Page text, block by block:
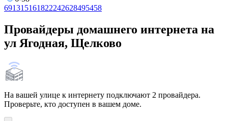
691315161822242628495458
Провайдеры домашнего интернета на
ул Ягодная, Щелково
На вашей улице к интернету подключают 2 провайдера.
Проверьте, кто доступен в вашем доме.